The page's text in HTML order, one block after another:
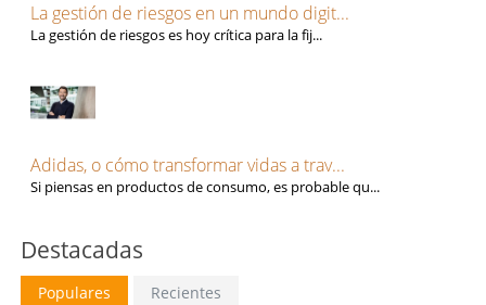
La gestión de riesgos en un mundo digit...
La gestión de riesgos es hoy crítica para la fij...
Adidas, o cómo transformar vidas a trav...
Si piensas en productos de consumo, es probable qu...
Destacadas
Populares Recientes